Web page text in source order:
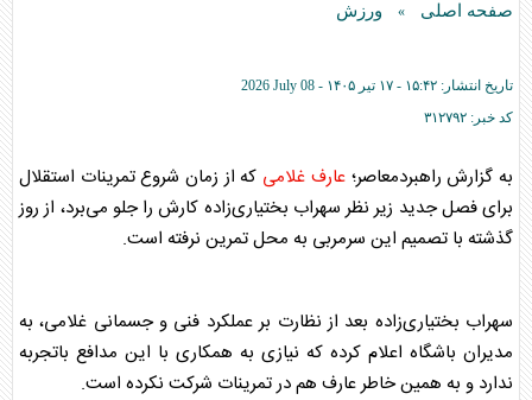
صفحه اصلی » ورزش
تاریخ انتشار: ۱۵:۴۲ - ۱۷ تير ۱۴۰۵ -
2026 July 08
کد خبر: ۳۱۲۷۹۲
به گزارش راهبردمعاصر؛عارف غلامی که از زمان شروع تمرینات استقلال
برای فصل جدید زیر نظر سهراب بختیاری‌زاده کارش را جلو می‌برد، از روز
گذشته با تصمیم این سرمربی به محل تمرین نرفته است.
سهراب بختیاری‌زاده بعد از نظارت بر عملکرد فنی و جسمانی غلامی، به
مدیران باشگاه اعلام کرده که نیازی به همکاری با این مدافع باتجربه
ندارد و به همین خاطر عارف هم در تمرینات شرکت نکرده است.